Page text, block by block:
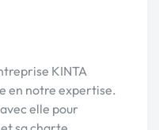
KINTA
en notre expertise.
elle pour